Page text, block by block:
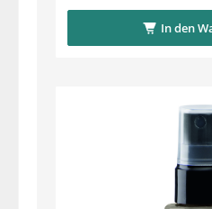
In den